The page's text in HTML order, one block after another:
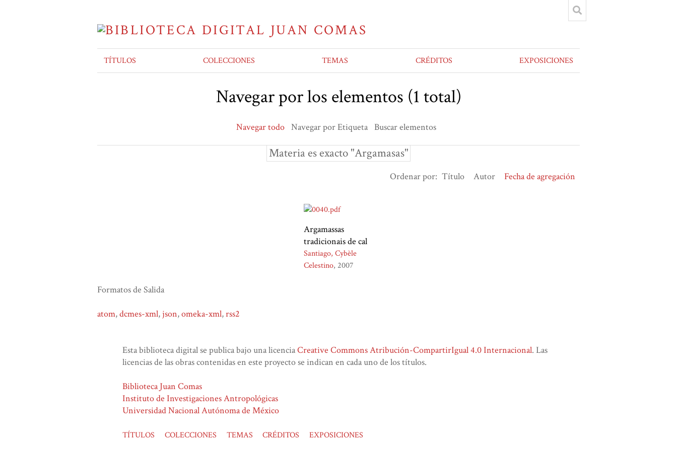
TÍTULOS COLECCIONES TEMAS CRÉDITOS EXPOSICIONES
Navegar por los elementos (1 total)
Navegar todo Navegar por Etiqueta Buscar elementos
Materia es exacto "Argamasas"
Ordenar por: Título Autor Fecha de agregación
Argamassas
tradicionais de cal
Santiago, Cybèle
Celestino 2007
Formatos de Salida
atom,dcmes-xml, json,omeka-xml,rss2
Esta biblioteca digital se publica bajo una licenciaCreative Commons Atribución-CompartirIgual 4.0 Internacional. Las
licencias de las obras contenidas en este proyecto se indican en cada uno de los títulos.
Biblioteca Juan Comas
Instituto de Investigaciones Antropológicas
Universidad Nacional Autónoma de México
TÍTULOS COLECCIONES TEMAS CRÉDITOS EXPOSICIONES